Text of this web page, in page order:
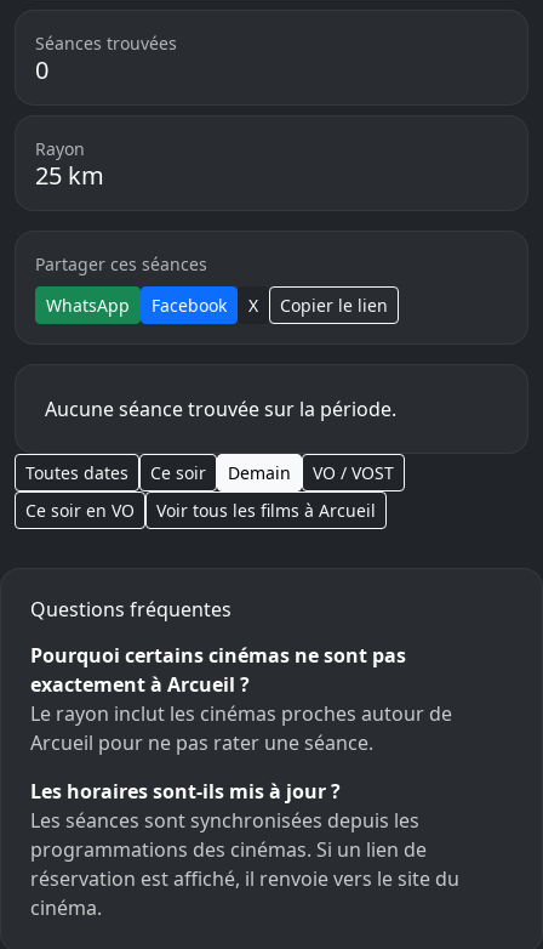
Séances trouvées
0
Rayon
25 km
Partager ces séances
WhatsApp
Facebook X Copier le lien
Aucune séance trouvée sur la période.
Toutes dates Ce soir Demain
VO / VOST
Ce soir en VO
Voir tous les films à Arcueil
Questions fréquentes
Pourquoi certains cinémas ne sont pas
exactement à Arcueil ?
Le rayon inclut les cinémas proches autour de
Arcueil pour ne pas rater une séance.
Les horaires sont-ils mis à jour ?
Les séances sont synchronisées depuis les
programmations des cinémas. Si un lien de
réservation est affiché, il renvoie vers le site du
cinéma.